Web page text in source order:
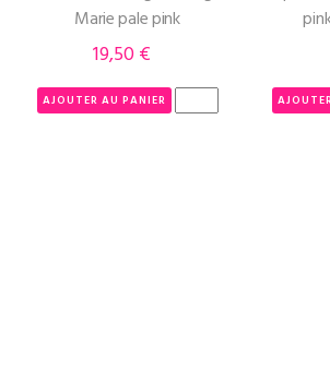
Marie pale pink
Prix
19,50 €
AJOUTER AU PANIER